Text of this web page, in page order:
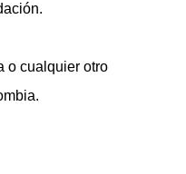
o cualquier otro